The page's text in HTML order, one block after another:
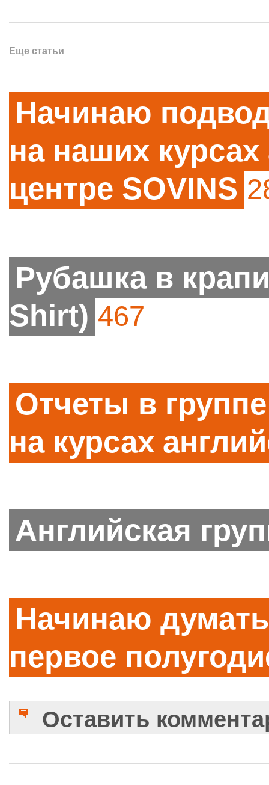
Еще статьи
Начинаю
на наших курсах
центре SOVINS
Рубашка в
Shirt) 467
Отчеты в
на курсах
Английская
Начинаю думать
первое
Оставить
Имя